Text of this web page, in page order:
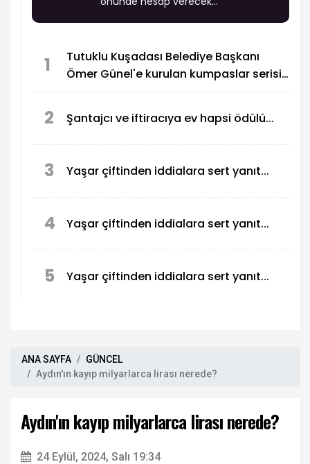
1
Tutuklu Kuşadası Belediye Başkanı
Ömer Günel'e kurulan kumpaslar serisi
2 Şantajcı ve iftiracıya ev hapsi ödülü...
3 Yaşar çiftinden iddialara sert yanıt...
4 Yaşar çiftinden iddialara sert yanıt...
5 Yaşar çiftinden iddialara sert yanıt...
ANA SAYFA
GÜNCEL
Aydın'ın kayıp milyarlarca lirası nerede?
Aydın'ın kayıp milyarlarca lirası nerede?
24 Eylül, 2024, Salı 19:34